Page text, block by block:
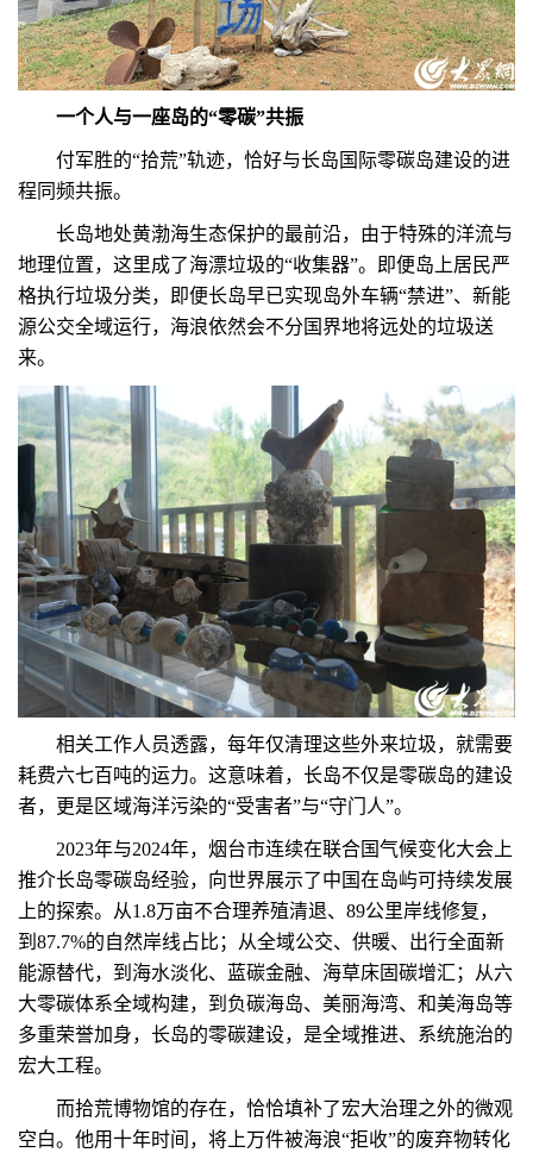
一个人与一座岛的“零碳”共振
付军胜的“拾荒”轨迹，恰好与长岛国际零碳岛建设的进
程同频共振。
长岛地处黄渤海生态保护的最前沿，由于特殊的洋流与
地理位置，这里成了海漂垃圾的“收集器”。即便岛上居民严
格执行垃圾分类，即便长岛早已实现岛外车辆“禁进”、新能
源公交全域运行，海浪依然会不分国界地将远处的垃圾送
来。
相关工作人员透露，每年仅清理这些外来垃圾，就需要
耗费六七百吨的运力。这意味着，长岛不仅是零碳岛的建设
者，更是区域海洋污染的“受害者”与“守门人”。
2023年与2024年，烟台市连续在联合国气候变化大会上
推介长岛零碳岛经验，向世界展示了中国在岛屿可持续发展
上的探索。从1.8万亩不合理养殖清退、89公里岸线修复，
到87.7%的自然岸线占比；从全域公交、供暖、出行全面新
能源替代，到海水淡化、蓝碳金融、海草床固碳增汇；从六
大零碳体系全域构建，到负碳海岛、美丽海湾、和美海岛等
多重荣誉加身，长岛的零碳建设，是全域推进、系统施治的
宏大工程。
而拾荒博物馆的存在，恰恰填补了宏大治理之外的微观
空白。他用十年时间，将上万件被海浪“拒收”的废弃物转化